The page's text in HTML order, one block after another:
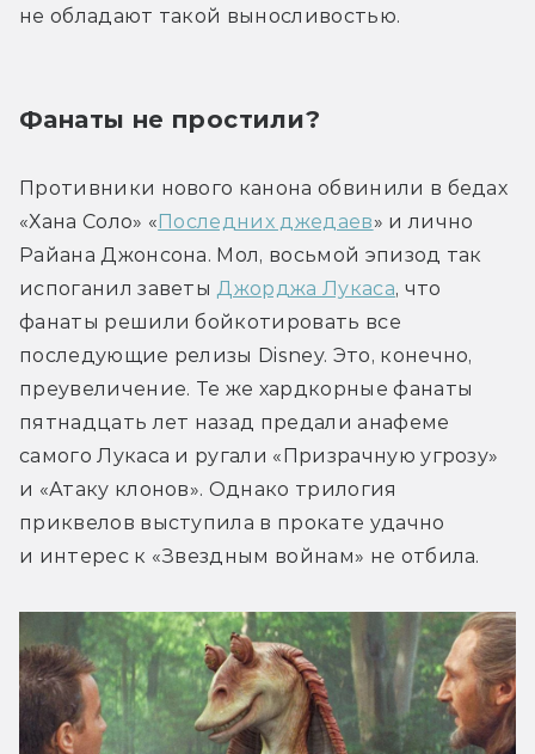
не обладают такой выносливостью.
Фанаты не простили?
Противники нового канона обвинили в бедах
«Хана Соло» «Последних джедаев» и лично
Райана Джонсона. Мол, восьмой эпизод так
испоганил заветы Джорджа Лукаса, что
фанаты решили бойкотировать все
последующие релизы Disney. Это, конечно,
преувеличение. Те же хардкорные фанаты
пятнадцать лет назад предали анафеме
самого Лукаса и ругали «Призрачную угрозу»
и «Атаку клонов». Однако трилогия
приквелов выступила в прокате удачно
и интерес к «Звездным войнам» не отбила.